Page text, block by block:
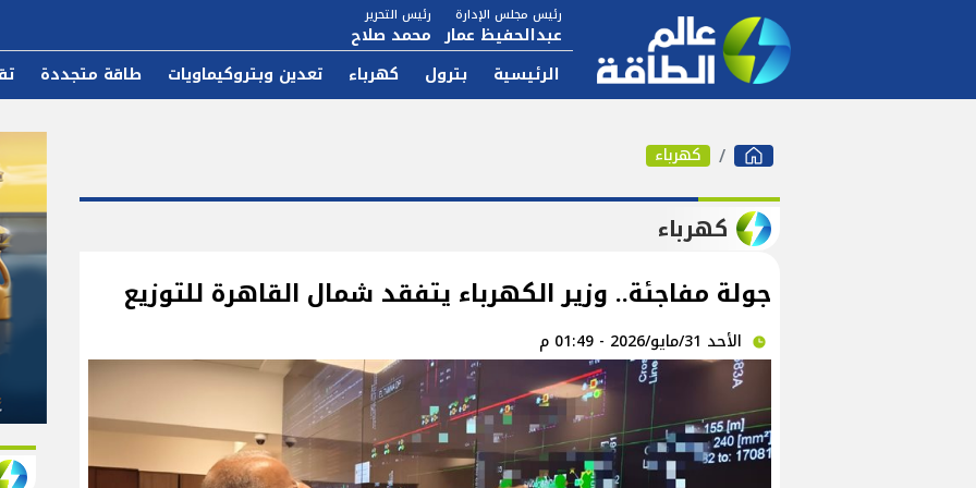
رئيس مجلس الإدارة
عبدالحفيظ عمار
رئيس التحرير
محمد صلاح
الرئيسية بترول كهرباء تعدين وبتروكيماويات طاقة متجددة
كهرباء
كهرباء
جولة مفاجئة.. وزير الكهرباء يتفقد شمال القاهرة للتوزيع
الأحد 31/مايو/2026 - 01:49 م